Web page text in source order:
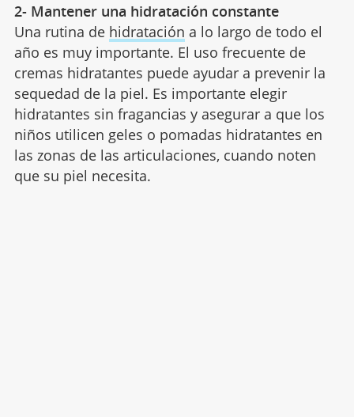
2- Mantener una hidratación constante
Una rutina de hidratación a lo largo de todo el
año es muy importante. El uso frecuente de
cremas hidratantes puede ayudar a prevenir la
sequedad de la piel. Es importante elegir
hidratantes sin fragancias y asegurar a que los
niños utilicen geles o pomadas hidratantes en
las zonas de las articulaciones, cuando noten
que su piel necesita.